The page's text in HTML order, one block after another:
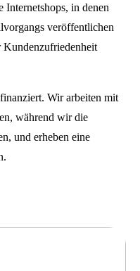
Internetshops, in denen
veröffentlichen
Kundenzufriedenheit
Wir arbeiten mit
während wir die
und erheben eine